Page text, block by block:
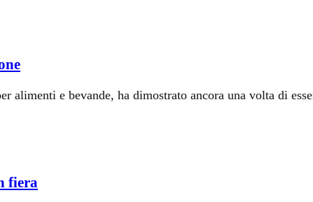
alimenti e bevande, ha dimostrato ancora una volta di
fiera